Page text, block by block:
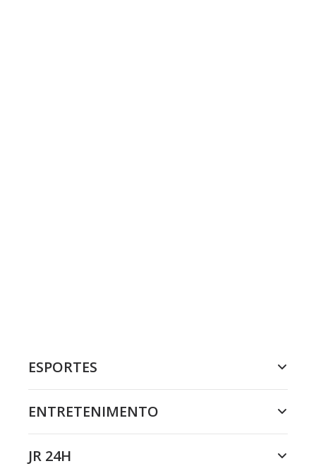
ESPORTES
ENTRETENIMENTO
JR 24H